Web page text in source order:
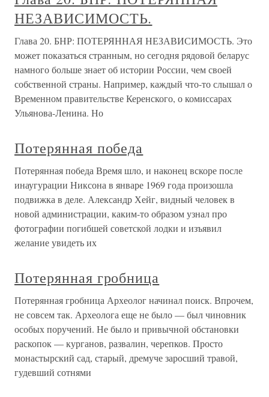
НЕЗАВИСИМОСТЬ.
Глава 20. БНР: ПОТЕРЯННАЯ НЕЗАВИСИМОСТЬ. Это
может показаться странным, но сегодня рядовой беларус
намного больше знает об истории России, чем своей
собственной страны. Например, каждый что-то слышал о
Временном правительстве Керенского, о комиссарах
Ульянова-Ленина. Но
Потерянная победа
Потерянная победа Время шло, и наконец вскоре после
инаугурации Никсона в январе 1969 года произошла
подвижка в деле. Александр Хейг, видный человек в
новой администрации, каким-то образом узнал про
фотографии погибшей советской лодки и изъявил
желание увидеть их
Потерянная гробница
Потерянная гробница Археолог начинал поиск. Впрочем,
не совсем так. Археолога еще не было — был чиновник
особых поручений. Не было и привычной обстановки
раскопок — курганов, развалин, черепков. Просто
монастырский сад, старый, дремуче заросший травой,
гудевший сотнями